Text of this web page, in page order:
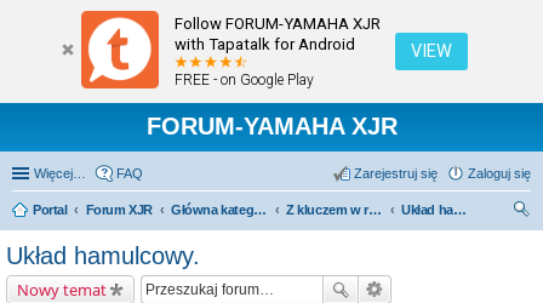
Follow FORUM-YAMAHA XJR
with Tapatalk for Android
FREE - on Google Play
VIEW
FORUM-YAMAHA XJR
Więcej… FAQ Zaloguj się
Zarejestruj się
Portal Forum XJR Główna kategoria forum Z kluczem w ręku.
Układ hamulcowy.
Układ hamulcowy.
Nowy temat